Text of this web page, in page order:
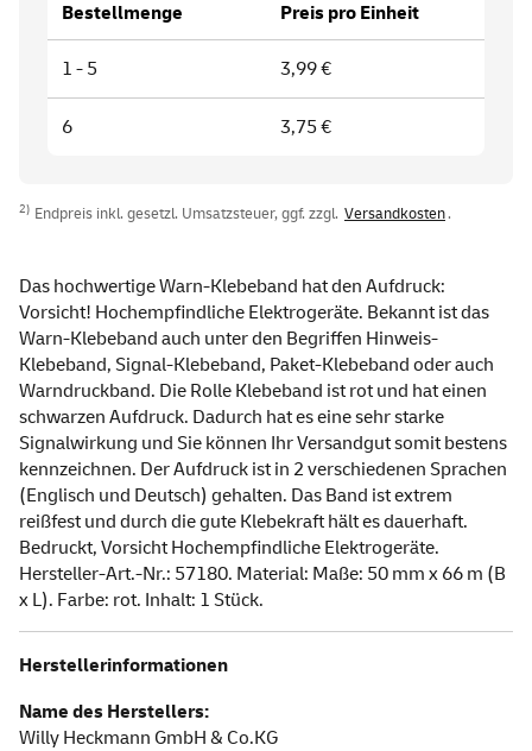
Bestellmenge Preis pro Einheit
1 - 5 3,99 €
6 3,75 €
2) Endpreis inkl. gesetzl. Umsatzsteuer, ggf. zzgl. Versandkosten.
Das hochwertige Warn-Klebeband hat den Aufdruck:
Vorsicht! Hochempfindliche Elektrogeräte. Bekannt ist das
Warn-Klebeband auch unter den Begriffen Hinweis-
Klebeband, Signal-Klebeband, Paket-Klebeband oder auch
Warndruckband. Die Rolle Klebeband ist rot und hat einen
schwarzen Aufdruck. Dadurch hat es eine sehr starke
Signalwirkung und Sie können Ihr Versandgut somit bestens
kennzeichnen. Der Aufdruck ist in 2 verschiedenen Sprachen
(Englisch und Deutsch) gehalten. Das Band ist extrem
reißfest und durch die gute Klebekraft hält es dauerhaft.
Bedruckt, Vorsicht Hochempfindliche Elektrogeräte.
Hersteller-Art.-Nr.: 57180. Material: Maße: 50 mm x 66 m (B
x L). Farbe: rot. Inhalt: 1 Stück.
Herstellerinformationen
Name des Herstellers:
Willy Heckmann GmbH & Co.KG